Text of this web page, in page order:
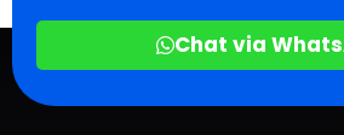
Chat via